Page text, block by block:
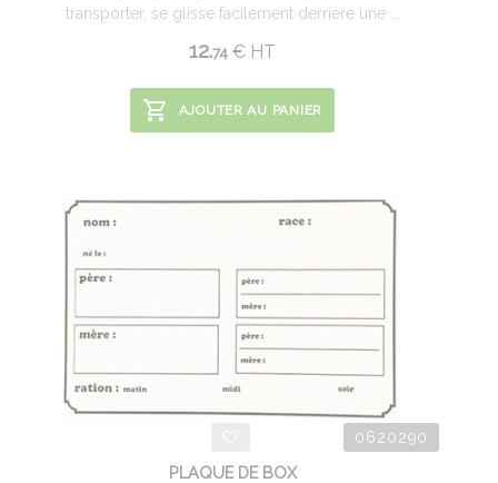
transporter, se glisse facilement derrière une ...
12.74 € HT
AJOUTER AU PANIER
0620290
PLAQUE DE BOX